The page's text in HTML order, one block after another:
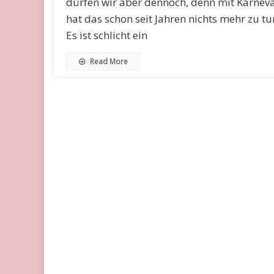
hat das schon seit Jahren nichts mehr zu
Es ist schlicht ein
Read More